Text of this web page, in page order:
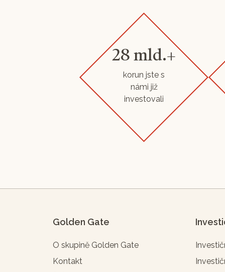
28 mld.+
korun jste s
námi již
investovali
Golden Gate
O skupině Golden Gate
Kontakt